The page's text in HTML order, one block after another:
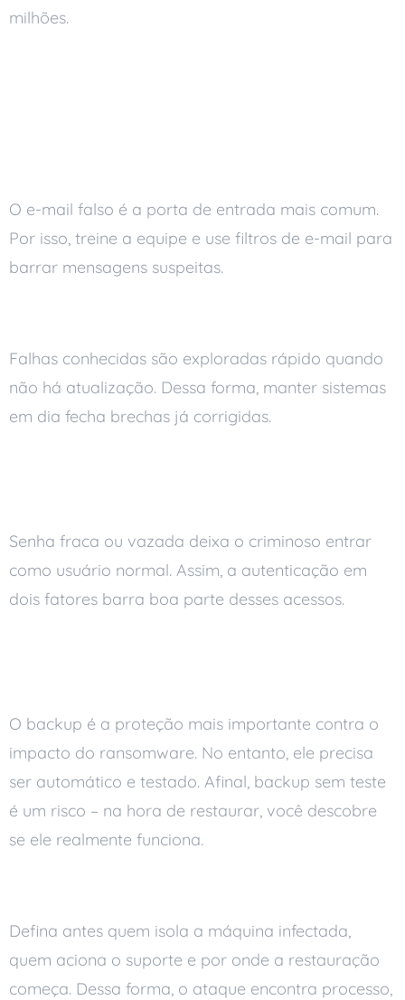
milhões.
O e-mail falso é a porta de entrada mais comum.
Por isso, treine a equipe e use filtros de e-mail para
barrar mensagens suspeitas.
Falhas conhecidas são exploradas rápido quando
não há atualização. Dessa forma, manter sistemas
em dia fecha brechas já corrigidas.
Senha fraca ou vazada deixa o criminoso entrar
como usuário normal. Assim, a autenticação em
dois fatores barra boa parte desses acessos.
O backup é a proteção mais importante contra o
impacto do ransomware. No entanto, ele precisa
ser automático e testado. Afinal, backup sem teste
é um risco – na hora de restaurar, você descobre
se ele realmente funciona.
Defina antes quem isola a máquina infectada,
quem aciona o suporte e por onde a restauração
começa. Dessa forma, o ataque encontra processo,